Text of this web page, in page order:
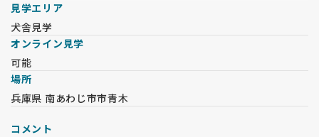
見学エリア
犬舎見学
オンライン見学
可能
場所
兵庫県 南あわじ市市青木
コメント